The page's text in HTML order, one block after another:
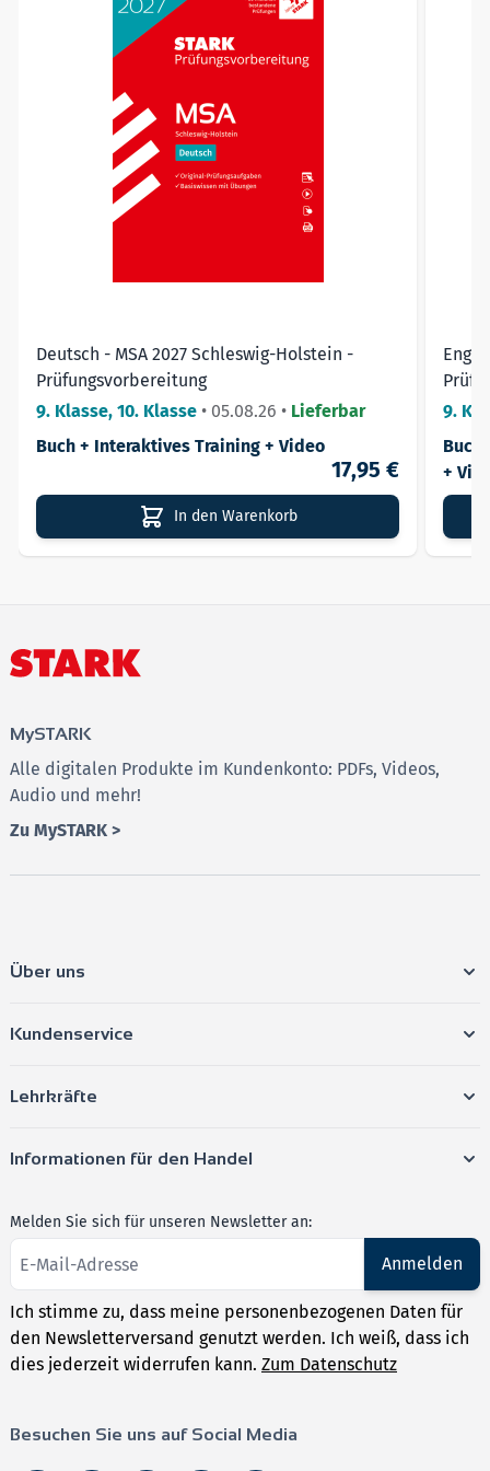
➔ Starten Sie jetzt mit der Vorbereitung für den
Abschluss und gehen Sie mit Selbstvertrauen in die
Deutsch - MSA 2027 Schleswig-Holstein -
Prüfungsvorbereitung
9. Klasse, 10. Klasse • 05.08.26 • Lieferbar
Buch + Interaktives Training + Video
17,95 €
In den Warenkorb
9.
Buch
+
MySTARK
Alle digitalen Produkte im Kundenkonto: PDFs, Videos,
Audio und mehr!
Zu MySTARK >
Über uns
Kundenservice
Lehrkräfte
Informationen für den Handel
Melden Sie sich für unseren Newsletter an:
Anmelden
Ich stimme zu, dass meine personenbezogenen Daten für
den Newsletterversand genutzt werden. Ich weiß, dass ich
dies jederzeit widerrufen kann. Zum Datenschutz
Besuchen Sie uns auf Social Media